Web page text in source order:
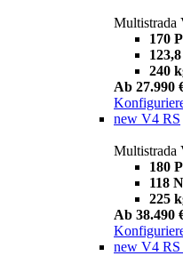
Multistrada
170
240
Ab 27.990
new V4 RS
Multistrada
180
118
225
Ab 38.490
new V4 RS